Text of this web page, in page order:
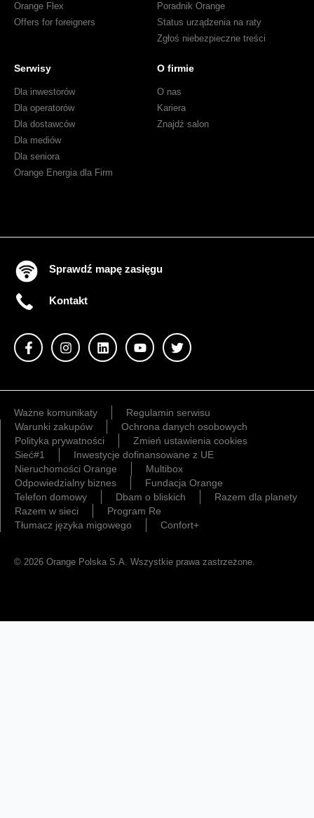
Orange Flex
Offers for foreigners
Poradnik Orange
Status urządzenia na raty
Zgłoś niebezpieczne treści
Serwisy
Dla inwestorów
Dla operatorów
Dla dostawców
Dla mediów
Dla seniora
Orange Energia dla Firm
O firmie
O nas
Kariera
Znajdź salon
Sprawdź mapę zasięgu
Kontakt
Ważne komunikaty
Regulamin serwisu
Warunki zakupów
Ochrona danych osobowych
Polityka prywatności
Zmień ustawienia cookies
Sieć#1
Inwestycje dofinansowane z UE
Nieruchomości Orange
Multibox
Odpowiedzialny biznes
Fundacja Orange
Telefon domowy
Dbam o bliskich
Razem dla planety
Razem w sieci
Program Re
Tłumacz języka migowego
Confort+
© 2026 Orange Polska S.A. Wszystkie prawa zastrzeżone.